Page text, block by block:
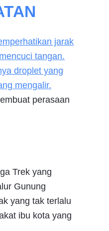
jarak
tangan.
droplet yang
mengalir.
perasaan
Trek yang
Gunung
yang tak terlalu
ibu kota yang